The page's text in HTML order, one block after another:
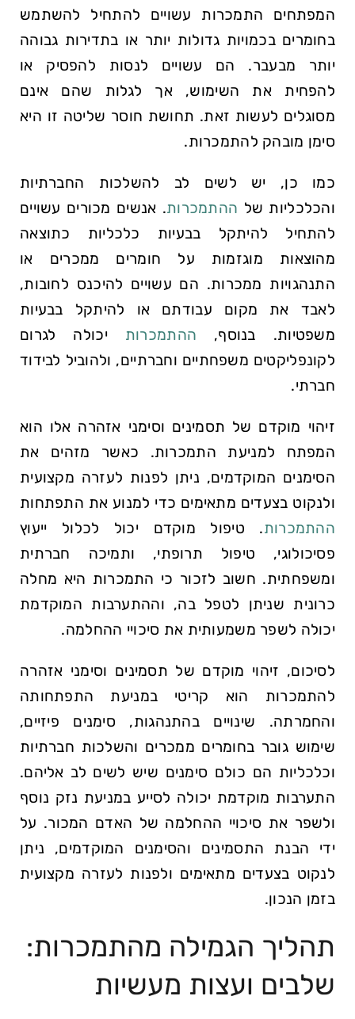
המפתחים התמכרות עשויים להתחיל להשתמש
בחומרים בכמויות גדולות יותר או בתדירות גבוהה
יותר מבעבר. הם עשויים לנסות להפסיק או
להפחית את השימוש, אך לגלות שהם אינם
מסוגלים לעשות זאת. תחושת חוסר שליטה זו היא
סימן מובהק להתמכרות.
כמו כן, יש לשים לב להשלכות החברתיות
והכלכליות של ההתמכרות. אנשים מכורים עשויים
להתחיל להיתקל בבעיות כלכליות כתוצאה
מהוצאות מוגזמות על חומרים ממכרים או
התנהגויות ממכרות. הם עשויים להיכנס לחובות,
לאבד את מקום עבודתם או להיתקל בבעיות
משפטיות. בנוסף, ההתמכרות יכולה לגרום
לקונפליקטים משפחתיים וחברתיים, ולהוביל לבידוד
חברתי.
זיהוי מוקדם של תסמינים וסימני אזהרה אלו הוא
המפתח למניעת התמכרות. כאשר מזהים את
הסימנים המוקדמים, ניתן לפנות לעזרה מקצועית
ולנקוט בצעדים מתאימים כדי למנוע את התפתחות
ההתמכרות. טיפול מוקדם יכול לכלול ייעוץ
פסיכולוגי, טיפול תרופתי, ותמיכה חברתית
ומשפחתית. חשוב לזכור כי התמכרות היא מחלה
כרונית שניתן לטפל בה, וההתערבות המוקדמת
יכולה לשפר משמעותית את סיכויי ההחלמה.
לסיכום, זיהוי מוקדם של תסמינים וסימני אזהרה
להתמכרות הוא קריטי במניעת התפתחותה
והחמרתה. שינויים בהתנהגות, סימנים פיזיים,
שימוש גובר בחומרים ממכרים והשלכות חברתיות
וכלכליות הם כולם סימנים שיש לשים לב אליהם.
התערבות מוקדמת יכולה לסייע במניעת נזק נוסף
ולשפר את סיכויי ההחלמה של האדם המכור. על
ידי הבנת התסמינים והסימנים המוקדמים, ניתן
לנקוט בצעדים מתאימים ולפנות לעזרה מקצועית
בזמן הנכון.
תהליך הגמילה מהתמכרות:
שלבים ועצות מעשיות